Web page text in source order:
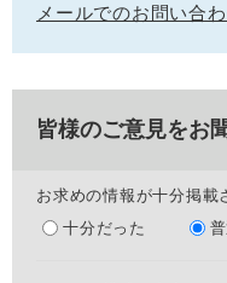
メールでのお問い合
皆様のご意見をお
お求めの情報が十分掲載
十分だった